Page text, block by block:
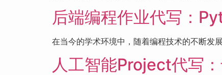
后端编程作业代写：
在当今的学术环境中，随着编程技术的不断发
人工智能Project代写